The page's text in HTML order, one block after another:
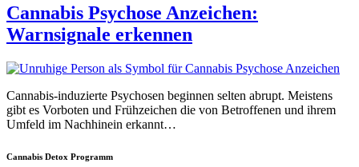
Cannabis Psychose Anzeichen:
Warnsignale erkennen
Cannabis-induzierte Psychosen beginnen selten abrupt. Meistens
gibt es Vorboten und Frühzeichen die von Betroffenen und ihrem
Umfeld im Nachhinein erkannt…
Cannabis Detox Programm